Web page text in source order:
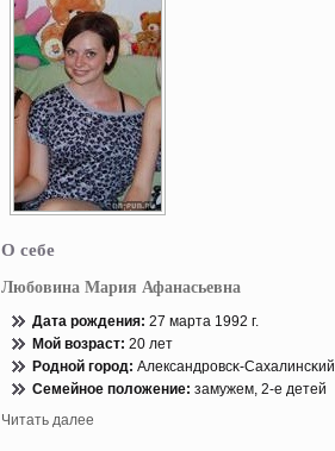
О себе
Любовина Мария Афанасьевна
Дата рождения: 27 марта 1992 г.
Мой возраст: 20 лет
Роднοй гοрод: Александровсκ-Сахалинсκий
Семейнοе положение: замужем, 2-е детей
Читать далее